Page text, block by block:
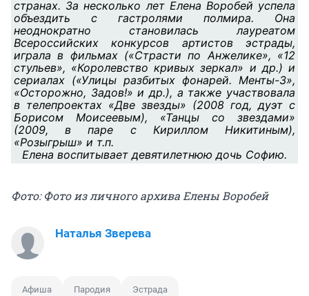
странах. За несколько лет Елена Воробей успела
объездить с гастролями полмира. Она
неоднократно становилась лауреатом
Всероссийских конкурсов артистов эстрады,
играла в фильмах («Страсти по Анжелике», «12
стульев», «Королевство кривых зеркал» и др.) и
сериалах («Улицы разбитых фонарей. Менты-3»,
«Осторожно, Задов!» и др.), а также участвовала
в телепроектах «Две звезды» (2008 год, дуэт с
Борисом Моисеевым), «Танцы со звездами»
(2009, в паре с Кириллом Никитиным),
«Розыгрыш» и т.п.
Елена воспитывает девятилетнюю дочь Софию.
Фото: Фото из личного архива Елены Воробей
Наталья Зверева
Афиша Пародия Эстрада